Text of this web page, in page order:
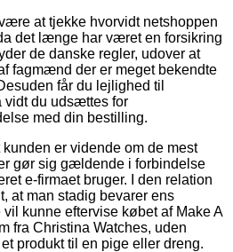
at tjekke hvorvidt netshoppen
det længe har været en forsikring
de danske regler, udover at
fagmænd der er meget bekendte
får du lejlighed til
vidt du udsættes for
med din bestilling.
er vidende om de mest
gør sig gældende i forbindelse
e-firmaet bruger. I den relation
at man stadig bevarer ens
kunne eftervise købet af Make A
fra Christina Watches, uden
produkt til en pige eller dreng.